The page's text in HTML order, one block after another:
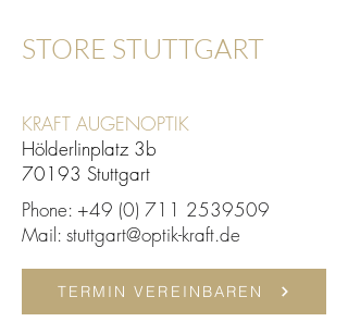
STORE STUTTGART
KRAFT AUGENOPTIK
Hölderlinplatz 3b
70193 Stuttgart
Phone: +49 (0) 711 2539509
Mail: stuttgart@optik-kraft.de
TERMIN VEREINBAREN